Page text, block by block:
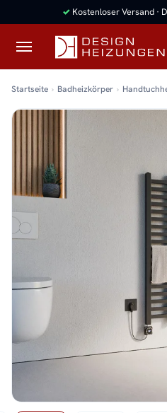
Startseite Badheizkörper